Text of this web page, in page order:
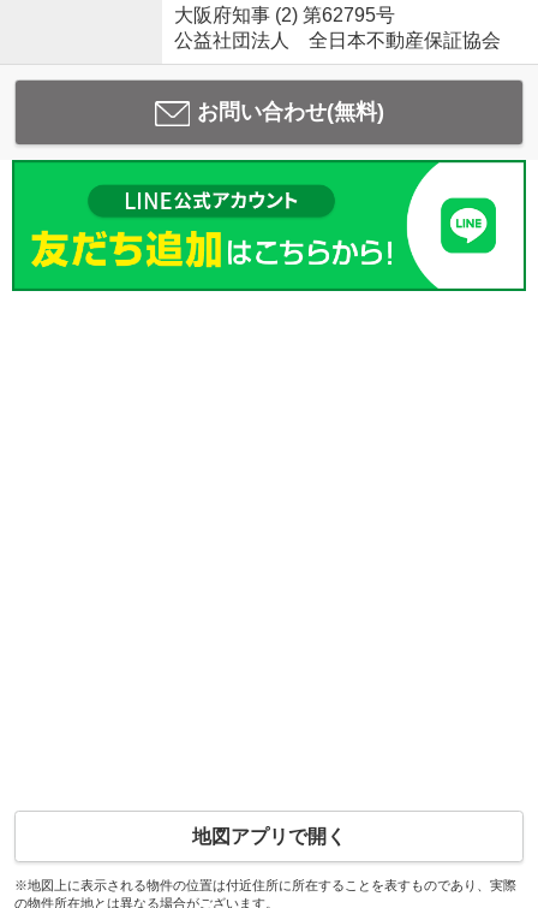
大阪府知事 (2) 第62795号
公益社団法人 全日本不動産保証協会
お問い合わせ(無料)
地図アプリで開く
※地図上に表示される物件の位置は付近住所に所在することを表すものであり、実際
の物件所在地とは異なる場合がございます。